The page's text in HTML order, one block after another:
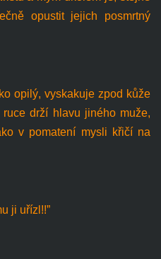
opustit jejich posmrtný
opilý, vyskakuje zpod kůže
drží hlavu jiného muže,
v pomatení mysli křičí na
ji uřízl!!”